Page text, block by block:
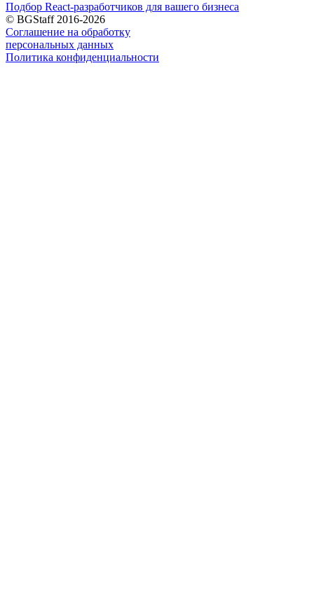
Подбор React-разработчиков для вашего бизнеса
© BGStaff 2016-2026
Соглашение на обработку
персональных данных
Политика конфиденциальности